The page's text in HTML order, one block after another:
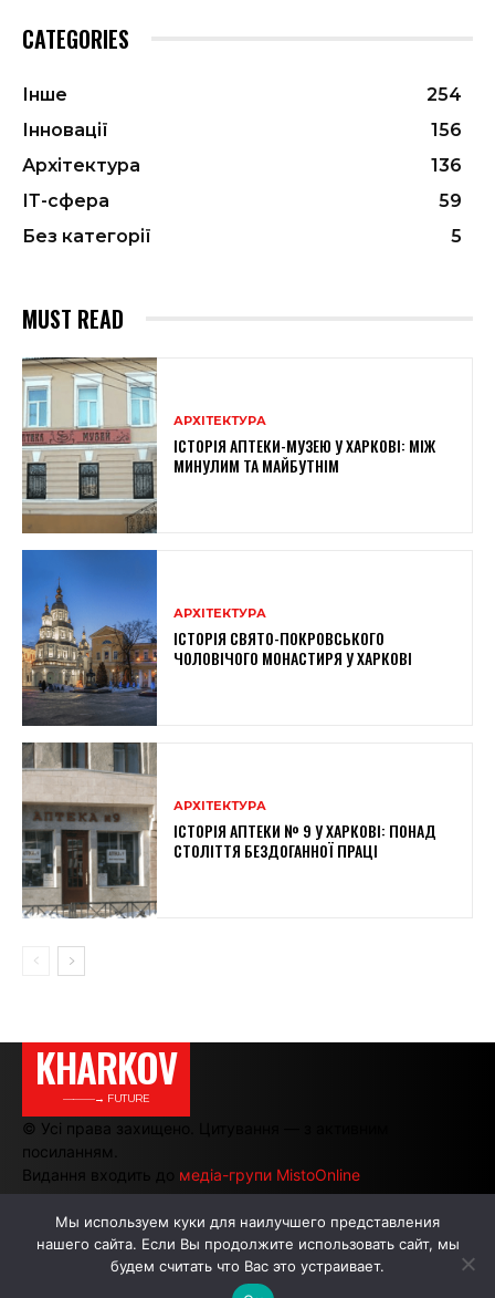
CATEGORIES
Інше
254
Інновації
156
Архітектура
136
ІТ-сфера
59
Без категорії
5
MUST READ
АРХІТЕКТУРА
ІСТОРІЯ АПТЕКИ-МУЗЕЮ У ХАРКОВІ: МІЖ
МИНУЛИМ ТА МАЙБУТНІМ
АРХІТЕКТУРА
ІСТОРІЯ СВЯТО-ПОКРОВСЬКОГО
ЧОЛОВІЧОГО МОНАСТИРЯ У ХАРКОВІ
АРХІТЕКТУРА
ІСТОРІЯ АПТЕКИ № 9 У ХАРКОВІ: ПОНАД
СТОЛІТТЯ БЕЗДОГАННОЇ ПРАЦІ
KHARKOV
———→ FUTURE
© Усі права захищено. Цитування — з активним
посиланням.
Видання входить до медіа-групи MistoOnline
АВТОРИ РЕКЛАМА НА САЙТІ
Мы используем куки для наилучшего представления
нашего сайта. Если Вы продолжите использовать сайт, мы
будем считать что Вас это устраивает.